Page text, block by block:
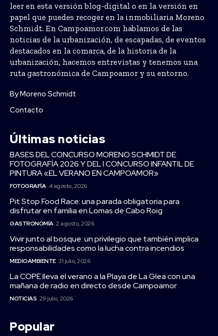
leer en esta versión blog-digital o en la versión en
papel que puedes recoger en la inmobiliaria Moreno
Schmidt. En Campoamor.com hablamos de las
noticias de la urbanización, de escapadas, de eventos
destacados en la comarca, de la historia de la
urbanización, hacemos entrevistas y tenemos una
ruta gastronómica de Campoamor y su entorno.
By Moreno Schmidt
Contacto
Últimas noticias
BASES DEL CONCURSO MORENO SCHMIDT DE
FOTOGRAFÍA 2026 Y DEL I CONCURSO INFANTIL DE
PINTURA «EL VERANO EN CAMPOAMOR»
FOTOGRAFÍA 4 agosto, 2026
Pit Stop Food Race: una parada obligatoria para
disfrutar en familia en Lomas de Cabo Roig
GASTRONOMÍA 2 agosto, 2026
Vivir junto al bosque: un privilegio que también implica
responsabilidades como la lucha contra incendios
MEDIOAMBIENTE 31 julio, 2026
La COPE lleva el verano a la Playa de La Glea con una
mañana de radio en directo desde Campoamor
NOTICIAS 29 julio, 2026
Popular